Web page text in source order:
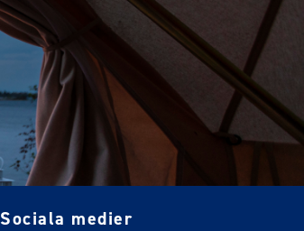
Sociala medier